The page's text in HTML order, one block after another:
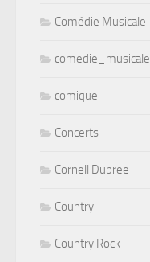
Comédie Musicale
comedie_musicale
comique
Concerts
Cornell Dupree
Country
Country Rock